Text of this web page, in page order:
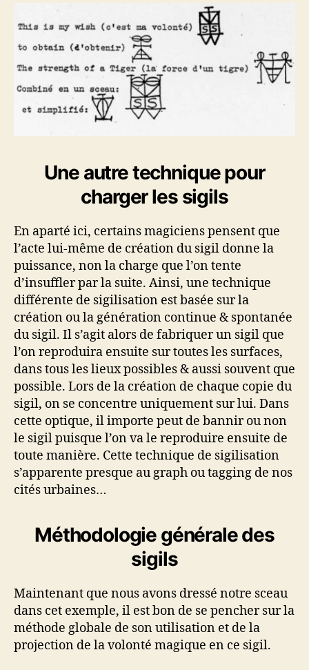
Une autre technique pour
charger les sigils
En aparté ici, certains magiciens pensent que
l’acte lui-même de création du sigil donne la
puissance, non la charge que l’on tente
d’insuffler par la suite. Ainsi, une technique
différente de sigilisation est basée sur la
création ou la génération continue & spontanée
du sigil. Il s’agit alors de fabriquer un sigil que
l’on reproduira ensuite sur toutes les surfaces,
dans tous les lieux possibles & aussi souvent que
possible. Lors de la création de chaque copie du
sigil, on se concentre uniquement sur lui. Dans
cette optique, il importe peut de bannir ou non
le sigil puisque l’on va le reproduire ensuite de
toute manière. Cette technique de sigilisation
s’apparente presque au graph ou tagging de nos
cités urbaines…
Méthodologie générale des
sigils
Maintenant que nous avons dressé notre sceau
dans cet exemple, il est bon de se pencher sur la
méthode globale de son utilisation et de la
projection de la volonté magique en ce sigil.